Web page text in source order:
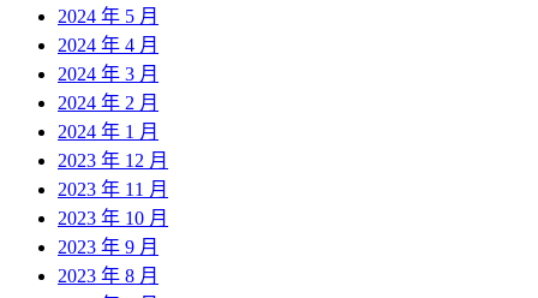
2024 年 5 月
2024 年 4 月
2024 年 3 月
2024 年 2 月
2024 年 1 月
2023 年 12 月
2023 年 11 月
2023 年 10 月
2023 年 9 月
2023 年 8 月